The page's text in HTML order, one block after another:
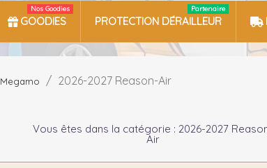
GOODIES
Nos Goodies
PROTECTION DÉRAILLEUR
Partenaire
Megamo 2026-2027 Reason-Air
Vous êtes dans la catégorie : 2026-2027
Air